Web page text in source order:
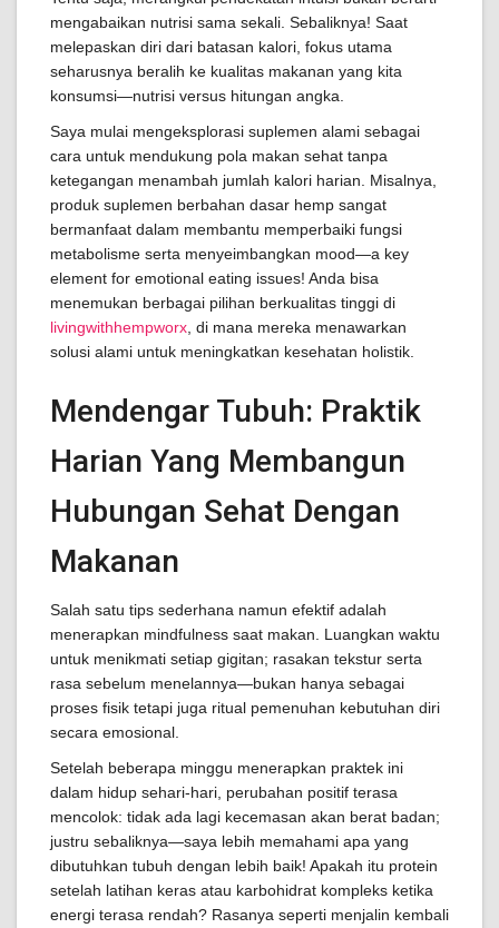
mengabaikan nutrisi sama sekali. Sebaliknya! Saat
melepaskan diri dari batasan kalori, fokus utama
seharusnya beralih ke kualitas makanan yang kita
konsumsi—nutrisi versus hitungan angka.
Saya mulai mengeksplorasi suplemen alami sebagai
cara untuk mendukung pola makan sehat tanpa
ketegangan menambah jumlah kalori harian. Misalnya,
produk suplemen berbahan dasar hemp sangat
bermanfaat dalam membantu memperbaiki fungsi
metabolisme serta menyeimbangkan mood—a key
element for emotional eating issues! Anda bisa
menemukan berbagai pilihan berkualitas tinggi di
livingwithhempworx , di mana mereka menawarkan
solusi alami untuk meningkatkan kesehatan holistik.
Mendengar Tubuh: Praktik
Harian Yang Membangun
Hubungan Sehat Dengan
Makanan
Salah satu tips sederhana namun efektif adalah
menerapkan mindfulness saat makan. Luangkan waktu
untuk menikmati setiap gigitan; rasakan tekstur serta
rasa sebelum menelannya—bukan hanya sebagai
proses fisik tetapi juga ritual pemenuhan kebutuhan diri
secara emosional.
Setelah beberapa minggu menerapkan praktek ini
dalam hidup sehari-hari, perubahan positif terasa
mencolok: tidak ada lagi kecemasan akan berat badan;
justru sebaliknya—saya lebih memahami apa yang
dibutuhkan tubuh dengan lebih baik! Apakah itu protein
setelah latihan keras atau karbohidrat kompleks ketika
energi terasa rendah? Rasanya seperti menjalin kembali